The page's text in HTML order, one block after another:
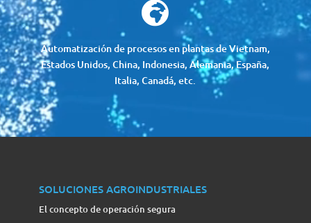

Automatización de procesos en plantas de Vietnam,
Estados Unidos, China, Indonesia, Alemania, España,
Italia, Canadá, etc.
SOLUCIONES AGROINDUSTRIALES
El concepto de operación segura